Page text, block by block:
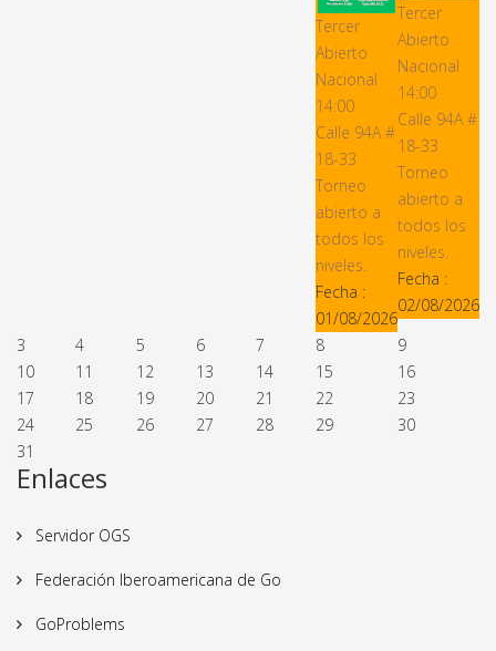
Tercer
Abierto
Nacional
14:00
Calle 94A #
18-33
Torneo
abierto a
todos los
niveles.
Fecha :
01/08/2026
Tercer
Abierto
Nacional
14:00
Calle 94A #
18-33
Torneo
abierto a
todos los
niveles.
Fecha :
02/08/2026
3
4 5 6 7 8
9
10
11 12 13 14 15
16
17
18 19 20 21 22
23
24
25 26 27 28 29
30
31
Enlaces
Servidor OGS
Federación Iberoamericana de Go
GoProblems